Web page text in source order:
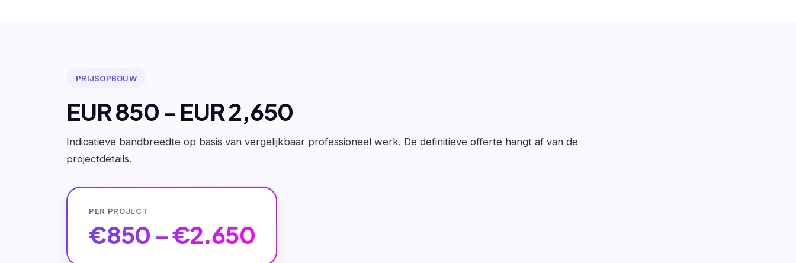
PRIJSOPBOUW
EUR 850 - EUR 2,650
Indicatieve bandbreedte op basis van vergelijkbaar professioneel werk. De definitieve offerte hangt af van de
projectdetails.
PER PROJECT
€850 – €2.650